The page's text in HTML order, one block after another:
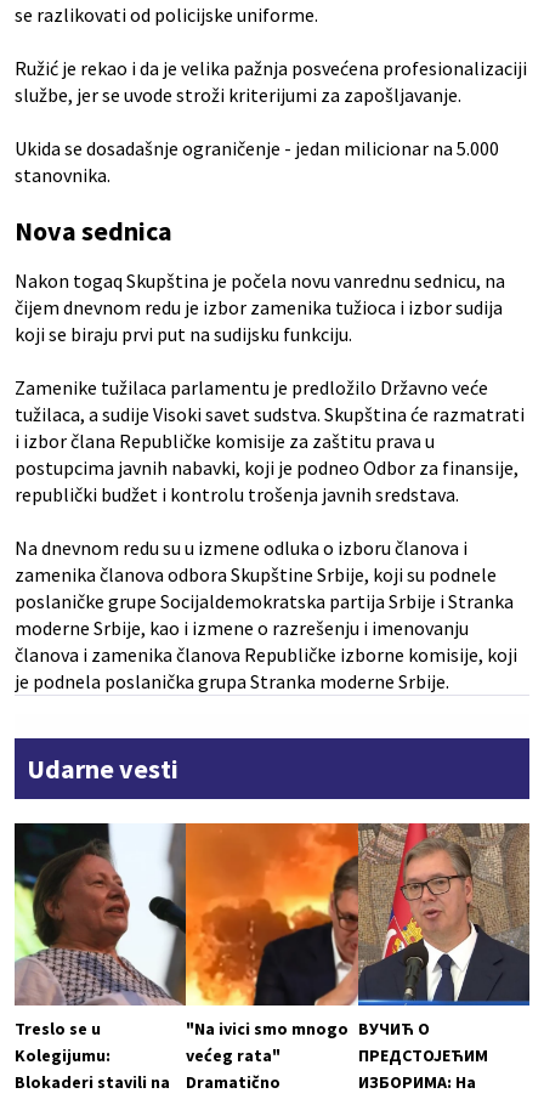
se razlikovati od policijske uniforme.
Ružić je rekao i da je velika pažnja posvećena profesionalizaciji
službe, jer se uvode stroži kriterijumi za zapošljavanje.
Ukida se dosadašnje ograničenje - jedan milicionar na 5.000
stanovnika.
Nova sednica
Nakon togaq Skupština je počela novu vanrednu sednicu, na
čijem dnevnom redu je izbor zamenika tužioca i izbor sudija
koji se biraju prvi put na sudijsku funkciju.
Zamenike tužilaca parlamentu je predložilo Državno veće
tužilaca, a sudije Visoki savet sudstva. Skupština će razmatrati
i izbor člana Republičke komisije za zaštitu prava u
postupcima javnih nabavki, koji je podneo Odbor za finansije,
republički budžet i kontrolu trošenja javnih sredstava.
Na dnevnom redu su u izmene odluka o izboru članova i
zamenika članova odbora Skupštine Srbije, koji su podnele
poslaničke grupe Socijaldemokratska partija Srbije i Stranka
moderne Srbije, kao i izmene o razrešenju i imenovanju
članova i zamenika članova Republičke izborne komisije, koji
je podnela poslanička grupa Stranka moderne Srbije.
Udarne vesti
Treslo se u
Kolegijumu:
Blokaderi stavili na
"Na ivici smo mnogo
većeg rata"
Dramatično
ВУЧИЋ О
ПРЕДСТОЈЕЋИМ
ИЗБОРИМА: На